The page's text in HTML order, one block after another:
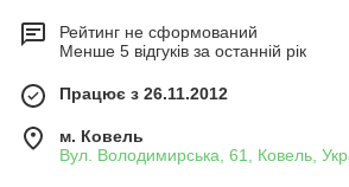
Рейтинг не сформований
Менше 5 відгуків за останній рік
Працює з 26.11.2012
м. Ковель
Вул. Володимирська, 61, Ковель,